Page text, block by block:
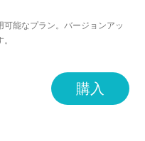
能なプラン。バージョンアッ
購入